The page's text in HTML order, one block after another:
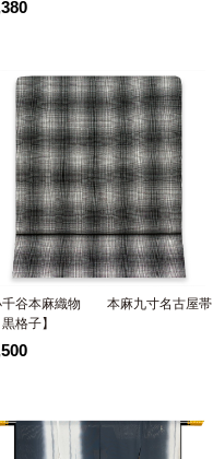
千谷本麻織物 本麻九寸名古屋帯
格子】